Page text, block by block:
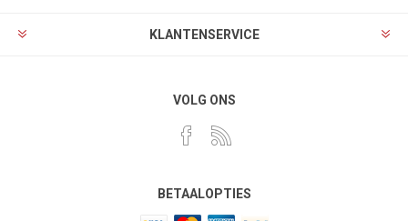
KLANTENSERVICE
VOLG ONS
BETAALOPTIES